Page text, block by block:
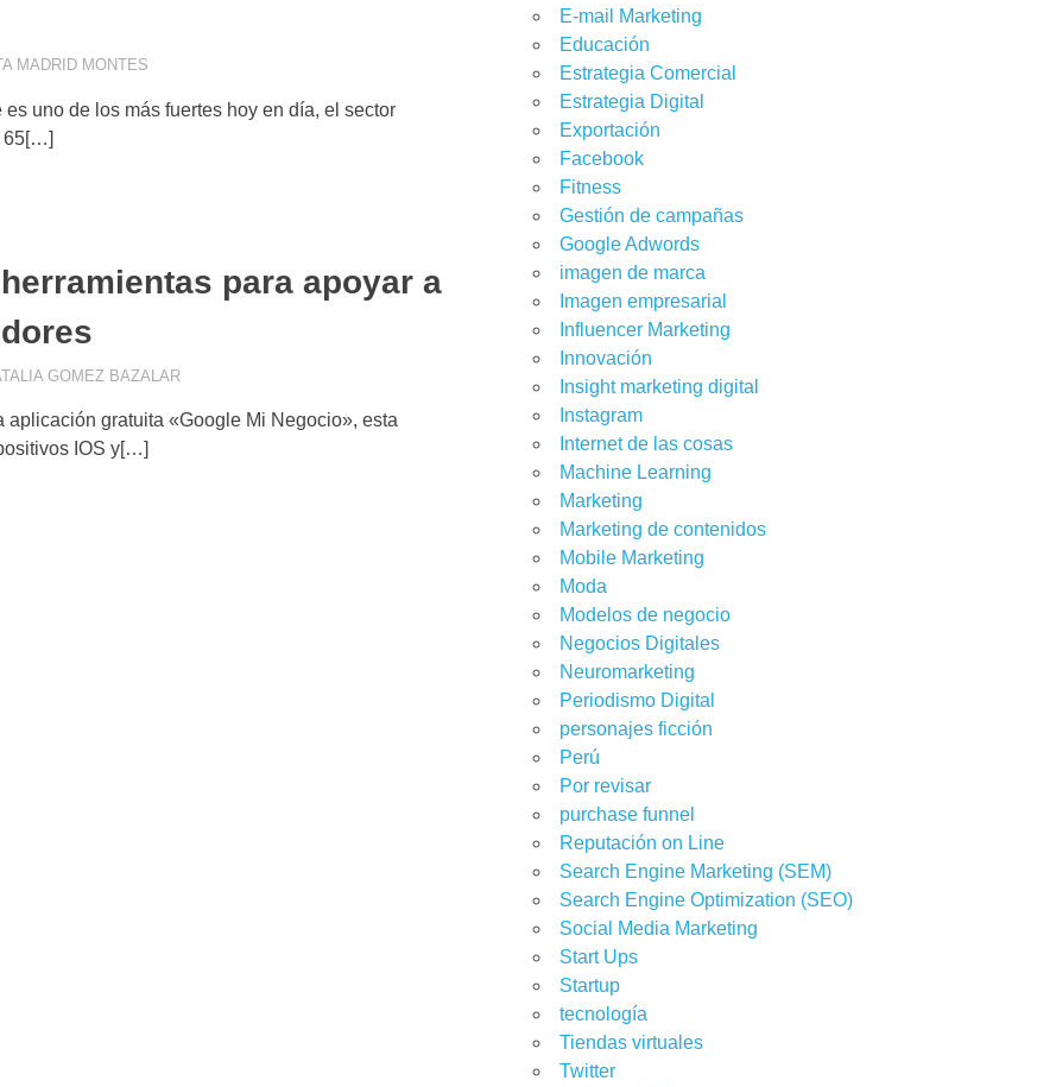
MADRID MONTES INFLUENCER MARKETING,INSTAGRAM , YOUTUBE
uno de los más fuertes hoy en día, el sector
65[…]
para apoyar a
GOMEZ BAZALAR CONSUMIDOR DIGITAL GESTIÓN DE CAMPAÑAS
aplicación gratuita «Google Mi Negocio», esta
IOS y[…]
E-mail Marketing
Educación
Estrategia Comercial
Estrategia Digital
Exportación
Facebook
Fitness
Gestión de campañas
Google Adwords
imagen de marca
Imagen empresarial
Influencer Marketing
Innovación
Insight marketing digital
Instagram
Internet de las cosas
Machine Learning
Marketing
Marketing de contenidos
Mobile Marketing
Moda
Modelos de negocio
Negocios Digitales
Neuromarketing
Periodismo Digital
personajes ficción
Perú
Por revisar
purchase funnel
Reputación on Line
Search Engine Marketing (SEM)
Search Engine Optimization (SEO)
Social Media Marketing
Start Ups
Startup
tecnología
Tiendas virtuales
Twitter